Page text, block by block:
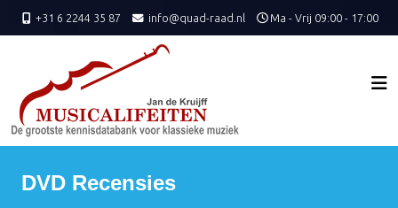
+31 6 2244 35 87 info@quad-raad.nl Ma - Vrij 09:00 - 17:00
DVD Recensies